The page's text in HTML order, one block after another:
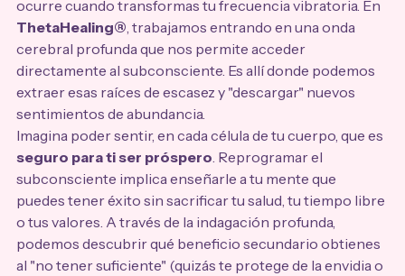
ocurre cuando transformas tu frecuencia vibratoria. En
ThetaHealing®, trabajamos entrando en una onda
cerebral profunda que nos permite acceder
directamente al subconsciente. Es allí donde podemos
extraer esas raíces de escasez y "descargar" nuevos
sentimientos de abundancia.
Imagina poder sentir, en cada célula de tu cuerpo, que es
seguro para ti ser próspero. Reprogramar el
subconsciente implica enseñarle a tu mente que
puedes tener éxito sin sacrificar tu salud, tu tiempo libre
o tus valores. A través de la indagación profunda,
podemos descubrir qué beneficio secundario obtienes
al "no tener suficiente" (quizás te protege de la envidia o